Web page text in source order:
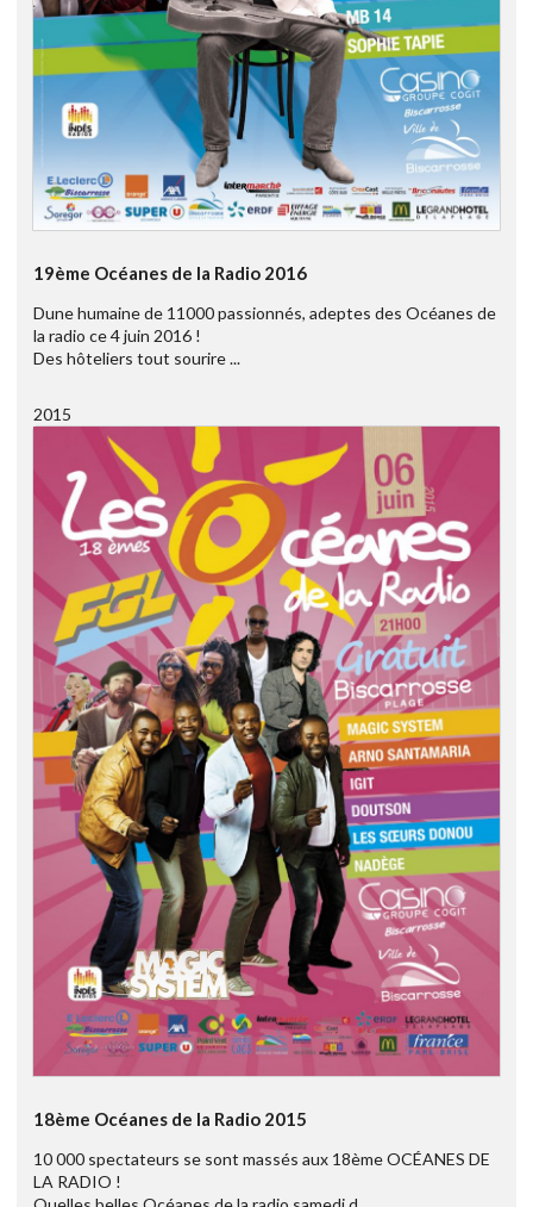
19ème Océanes de la Radio 2016
Dune humaine de 11000 passionnés, adeptes des Océanes de
la radio ce 4 juin 2016 !
Des hôteliers tout sourire ...
2015
18ème Océanes de la Radio 2015
10 000 spectateurs se sont massés aux 18ème OCÉANES DE
LA RADIO !